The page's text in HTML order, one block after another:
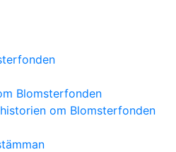
Blomsterfonden
om Blomsterfonden